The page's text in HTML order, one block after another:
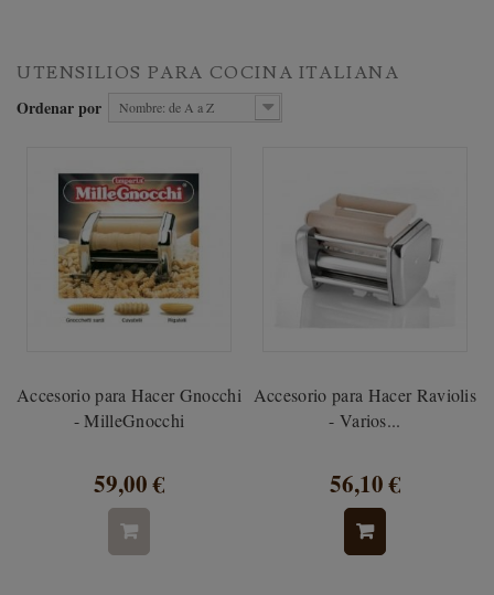
UTENSILIOS PARA COCINA ITALIANA
Ordenar por Nombre: de A a Z
Accesorio para Hacer Gnocchi
- MilleGnocchi
59,00 €
Accesorio para Hacer Raviolis
- Varios...
56,10 €